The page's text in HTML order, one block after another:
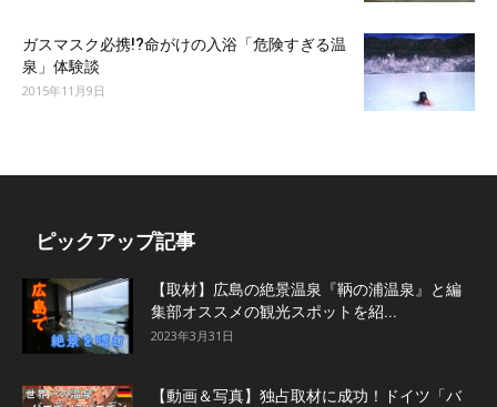
ガスマスク必携!?命がけの入浴「危険すぎる温
泉」体験談
2015年11月9日
ピックアップ記事
【取材】広島の絶景温泉『鞆の浦温泉』と編
集部オススメの観光スポットを紹...
2023年3月31日
【動画＆写真】独占取材に成功！ドイツ「バ